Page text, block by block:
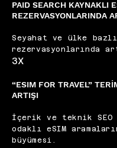
PAID SEARCH KAYNAKLI
REZERVASYONLARINDA
Seyahat ve ülke bazlı
rezervasyonlarında
3X
“ESIM FOR TRAVEL”
ARTIŞI
İçerik ve teknik SEO
odaklı eSIM
büyümesi.​